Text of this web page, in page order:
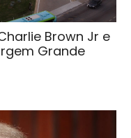
Brown Jr e
Grande